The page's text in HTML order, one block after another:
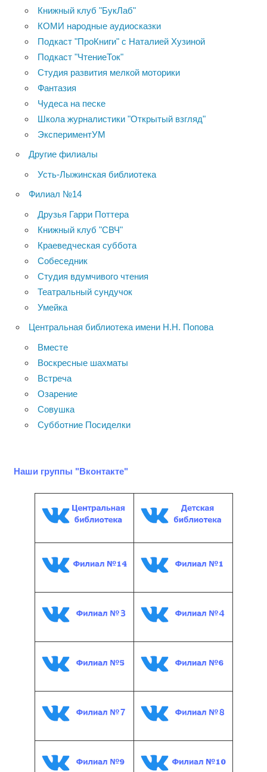
Книжный клуб "БукЛаб"
КОМИ народные аудиосказки
Подкаст "ПроКниги" с Наталией Хузиной
Подкаст "ЧтениеТок"
Студия развития мелкой моторики
Фантазия
Чудеса на песке
Школа журналистики "Открытый взгляд"
ЭкспериментУМ
Другие филиалы
Усть-Лыжинская библиотека
Филиал №14
Друзья Гарри Поттера
Книжный клуб "СВЧ"
Краеведческая суббота
Собеседник
Студия вдумчивого чтения
Театральный сундучок
Умейка
Центральная библиотека имени Н.Н. Попова
Вместе
Воскресные шахматы
Встреча
Озарение
Совушка
Субботние Посиделки
Наши группы "Вконтакте"